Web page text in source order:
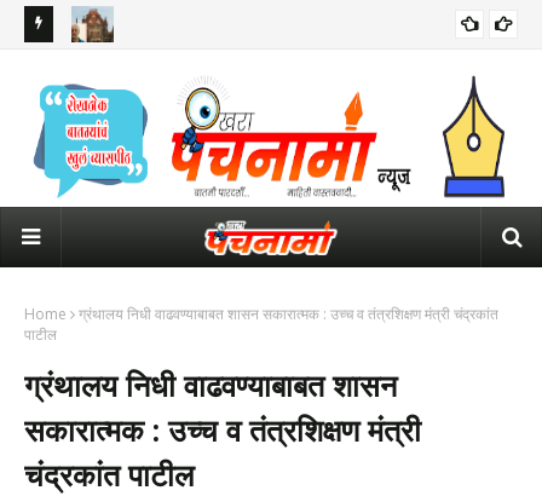
रद्द
Home
ग्रंथालय निधी वाढवण्याबाबत शासन सकारात्मक : उच्च व तंत्रशिक्षण मंत्री चंद्रकांत
पाटील
ग्रंथालय निधी वाढवण्याबाबत शासन
सकारात्मक : उच्च व तंत्रशिक्षण मंत्री
चंद्रकांत पाटील